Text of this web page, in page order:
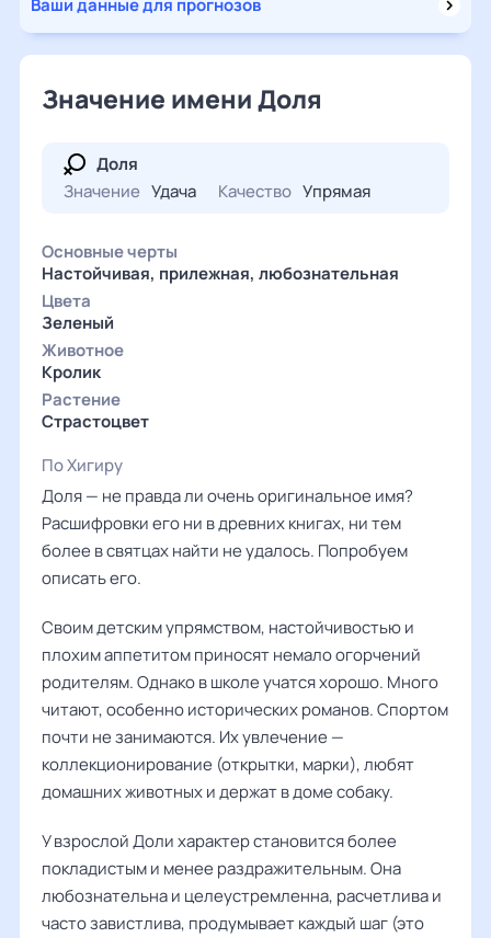
Ваши данные для прогнозов
Значение имени Доля
Доля
Значение Удача Качество Упрямая
Основные черты
Настойчивая, прилежная, любознательная
Цвета
Зеленый
Животное
Кролик
Растение
Страстоцвет
По Хигиру
Доля — не правда ли очень оригинальное имя?
Расшифровки его ни в древних книгах, ни тем
более в святцах найти не удалось. Попробуем
описать его.
Своим детским упрямством, настойчивостью и
плохим аппетитом приносят немало огорчений
родителям. Однако в школе учатся хорошо. Много
читают, особенно исторических романов. Спортом
почти не занимаются. Их увлечение —
коллекционирование (открытки, марки), любят
домашних животных и держат в доме собаку.
У взрослой Доли характер становится более
покладистым и менее раздражительным. Она
любознательна и целеустремленна, расчетлива и
часто завистлива, продумывает каждый шаг (это